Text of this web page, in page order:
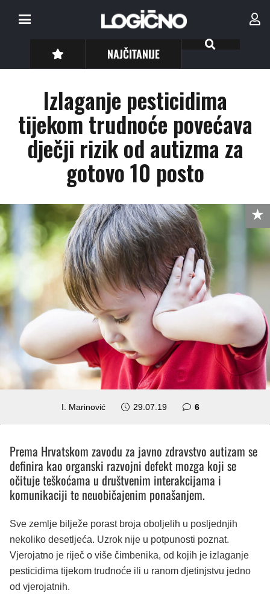
NAJČITANIJE
Izlaganje pesticidima
tijekom trudnoće povećava
dječji rizik od autizma za
gotovo 10 posto
I. Marinović 29.07.19 6komentara
Prema Hrvatskom zavodu za javno zdravstvo autizam se
definira kao organski razvojni defekt mozga koji se
očituje teškoćama u društvenim interakcijama i
komunikaciji te neuobičajenim ponašanjem.
Sve zemlje bilježe porast broja oboljelih u posljednjih
nekoliko desetljeća. Uzrok nije u potpunosti poznat.
Vjerojatno je riječ o više čimbenika, od kojih je izlaganje
pesticidima tijekom trudnoće ili u ranom djetinjstvu jedno
od vjerojatnih.